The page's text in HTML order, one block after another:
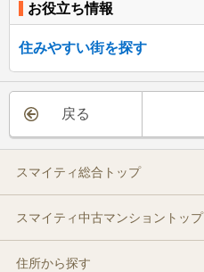
お役立ち情報
住みやすい街を探す
戻る
スマイティ総合トップ
スマイティ中古マンショントップ
住所から探す